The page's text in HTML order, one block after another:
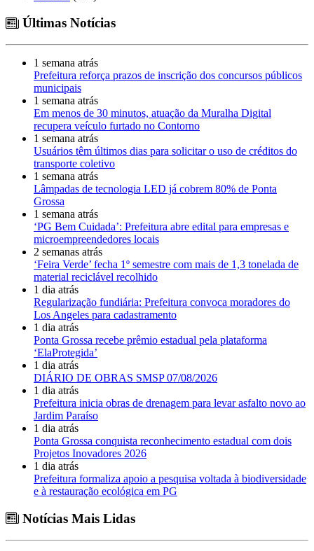
Últimas Notícias
1 semana atrás
Prefeitura reforça prazos de inscrição dos concursos públicos
municipais
1 semana atrás
Em menos de 30 minutos, atuação da Muralha Digital
recupera veículo furtado no Contorno
1 semana atrás
Usuários têm últimos dias para solicitar o uso de créditos do
transporte coletivo
1 semana atrás
Lâmpadas de tecnologia LED já cobrem 80% de Ponta
Grossa
1 semana atrás
‘PG Bem Cuidada’: Prefeitura abre edital para empresas e
microempreendedores locais
2 semanas atrás
‘Feira Verde’ fecha 1º semestre com mais de 1,3 tonelada de
material reciclável recolhido
1 dia atrás
Regularização fundiária: Prefeitura convoca moradores do
Los Angeles para cadastramento
1 dia atrás
Ponta Grossa recebe prêmio estadual pela plataforma
‘ElaProtegida’
1 dia atrás
DIÁRIO DE OBRAS SMSP 07/08/2026
1 dia atrás
Prefeitura inicia obras de drenagem para levar asfalto novo ao
Jardim Paraíso
1 dia atrás
Ponta Grossa conquista reconhecimento estadual com dois
Projetos Inovadores 2026
1 dia atrás
Prefeitura formaliza apoio a pesquisa voltada à biodiversidade
e à restauração ecológica em PG
Notícias Mais Lidas